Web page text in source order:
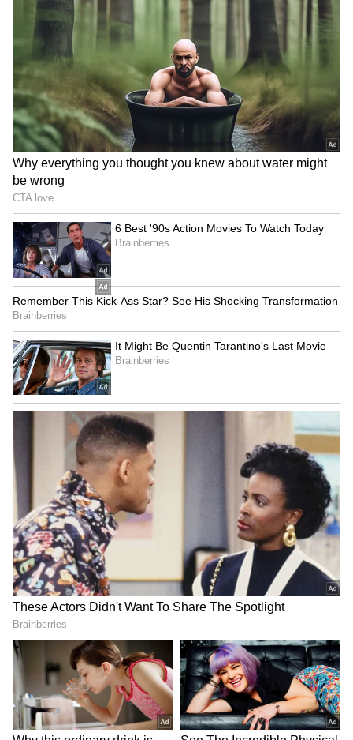
6
ఆర్‌సీబీ అకౌంట్ నిజంగానే హ్యాకింగ్‌కి గురైందా? లేక ఆ
గేమింగ్ యాప్‌తో కలిసి చేస్తున్న మార్కెటింగ్ టెక్నిక్ ఆ... అనే
అనుమానాలు కూడా వ్యక్తం చేస్తున్నారు కొందరు నెటిజన్లు..
5
6
ఐపీఎల్ 2023 మినీ వేలంలో రీస్ తోప్లే, హిమాన్షు శర్మ, విల్
జాక్స్, మనోజ్ బండగే, రజన్ కుమార్, అవినాష్ సింగ్, సోనూ
యాదవ్‌లను కొనుగోలు చేసింది రాయల్ ఛాలెంజర్స్
బెంగళూరు...